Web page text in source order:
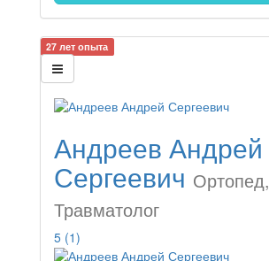
27 лет опыта
Андреев Андрей
Сергеевич Ортопед,
Травматолог
5 (1)